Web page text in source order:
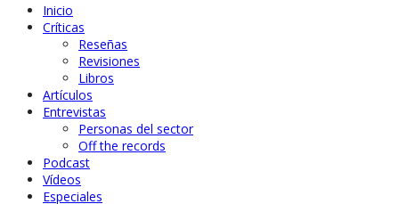
Inicio
Críticas
Reseñas
Revisiones
Libros
Artículos
Entrevistas
Personas del sector
Off the records
Podcast
Vídeos
Especiales